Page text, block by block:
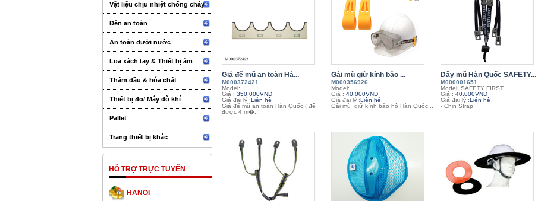
Vật liệu chịu nhiệt chống cháy
Đèn an toàn
An toàn dưới nước
Loa xách tay & Thiết bị âm
thanh sự kiện
Thấm dầu & hóa chất
Thiết bị đo/ Máy dò khí
Pallet
Trang thiết bị khác
HỖ TRỢ TRỰC TUYẾN
HANOI
Giá để mũ an toàn Hà...
M000372421
Model:
Giá : 350.000VND
Giá đại lý :Liên hệ
Giá để mũ an toàn Hàn Quốc ( để
được 4 m�...
Gài mũ giữ kính bảo ...
M000356926
Model:
Giá : 40.000VND
Giá đại lý :Liên hệ
Gài mũ giữ kính bảo hộ Hàn Quốc...
Dây mũ Hàn Quốc SAFETY...
M000001651
Model: SAFETY FIRST
Giá : 40.000VND
Giá đại lý :Liên hệ
- Chin Strap